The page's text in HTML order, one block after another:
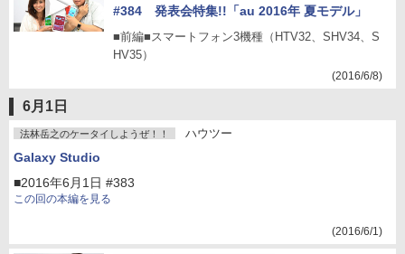
#384 発表会特集!!「au 2016年 夏モデル」
■前編■スマートフォン3機種（HTV32、SHV34、S
HV35）
(2016/6/8)
6月1日
法林岳之のケータイしようぜ！！ ハウツー
Galaxy Studio
■2016年6月1日 #383
この回の本編を見る
(2016/6/1)